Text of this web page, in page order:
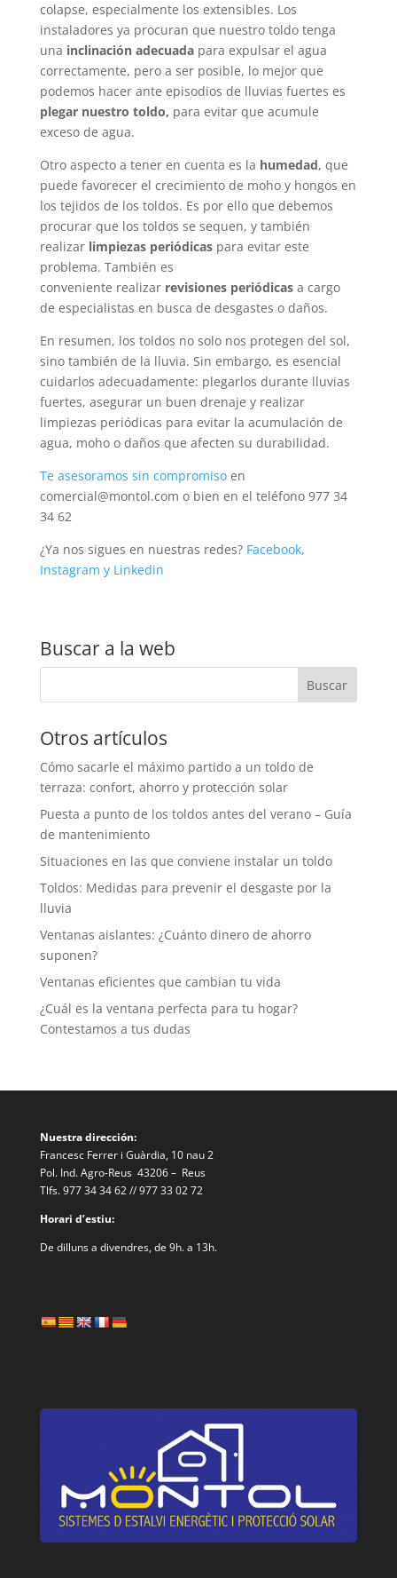
colapse, especialmente los extensibles. Los
instaladores ya procuran que nuestro toldo tenga
una inclinación adecuada para expulsar el agua
correctamente, pero a ser posible, lo mejor que
podemos hacer ante episodios de lluvias fuertes es
plegar nuestro toldo, para evitar que acumule
exceso de agua.
Otro aspecto a tener en cuenta es la humedad, que
puede favorecer el crecimiento de moho y hongos en
los tejidos de los toldos. Es por ello que debemos
procurar que los toldos se sequen, y también
realizarlimpiezas periódicas para evitar este
problema. También es
conveniente realizar revisiones periódicasa cargo
de especialistas en busca de desgastes o daños.
En resumen, los toldos no solo nos protegen del sol,
sino también de la lluvia. Sin embargo, es esencial
cuidarlos adecuadamente: plegarlos durante lluvias
fuertes, asegurar un buen drenaje y realizar
limpiezas periódicas para evitar la acumulación de
agua, moho o daños que afecten su durabilidad.
Te asesoramos sin compromisoen
comercial@montol.com o bien en el teléfono 977 34
34 62
¿Ya nos sigues en nuestras redes?Facebook,
Instagram y Linkedin
Buscar a la web
Otros artículos
Cómo sacarle el máximo partido a un toldo de
terraza: confort, ahorro y protección solar
Puesta a punto de los toldos antes del verano – Guía
de mantenimiento
Situaciones en las que conviene instalar un toldo
Toldos: Medidas para prevenir el desgaste por la
lluvia
Ventanas aislantes: ¿Cuánto dinero de ahorro
suponen?
Ventanas eficientes que cambian tu vida
¿Cuál es la ventana perfecta para tu hogar?
Contestamos a tus dudas
Nuestra dirección:
Francesc Ferrer i Guàrdia, 10 nau 2
Pol. Ind. Agro-Reus 43206 – Reus
Tlfs. 977 34 34 62 // 977 33 02 72
Horari d’estiu:
De dilluns a divendres, de 9h. a 13h.